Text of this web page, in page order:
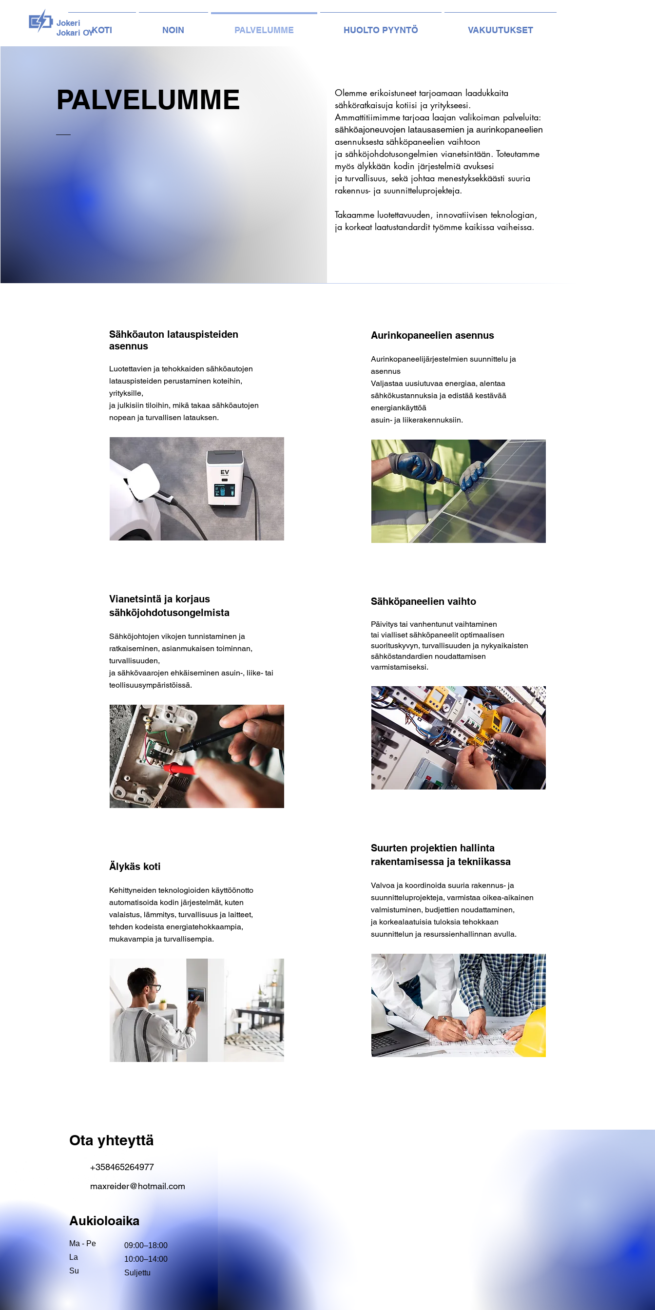
Jokeri
Jokari OYKOTI NOIN PALVELUMME HUOLTO PYYNTÖ VAKUUTUKSET
PALVELUMME
Olemme erikoistuneet tarjoamaan laadukkaita
sähköratkaisuja kotiisi ja yritykseesi.
Ammattitiimimme tarjoaa laajan valikoiman palveluita:
sähköajoneuvojen latausasemien ja aurinkopaneelien
asennuksesta sähköpaneelien vaihtoon
ja sähköjohdotusongelmien vianetsintään. Toteutamme
myös älykkään kodin järjestelmiä avuksesi
ja turvallisuus, sekä johtaa menestyksekkäästi suuria
rakennus- ja suunnitteluprojekteja.
Takaamme luotettavuuden, innovatiivisen teknologian,
ja korkeat laatustandardit työmme kaikissa vaiheissa.
Sähköauton latauspisteiden
asennus
Luotettavien ja tehokkaiden sähköautojen
latauspisteiden perustaminen koteihin,
yrityksille,
ja julkisiin tiloihin, mikä takaa sähköautojen
nopean ja turvallisen latauksen.
Vianetsintä ja korjaus
sähköjohdotusongelmista
Sähköjohtojen vikojen tunnistaminen ja
ratkaiseminen, asianmukaisen toiminnan,
turvallisuuden,
ja sähkövaarojen ehkäiseminen asuin-, liike- tai
teollisuusympäristöissä.
Älykäs koti
Kehittyneiden teknologioiden käyttöönotto
automatisoida kodin järjestelmät, kuten
valaistus, lämmitys, turvallisuus ja laitteet,
tehden kodeista energiatehokkaampia,
mukavampia ja turvallisempia.
Aurinkopaneelien asennus
Aurinkopaneelijärjestelmien suunnittelu ja
asennus
Valjastaa uusiutuvaa energiaa, alentaa
sähkökustannuksia ja edistää kestävää
energiankäyttöä
asuin- ja liikerakennuksiin.
Sähköpaneelien vaihto
Päivitys tai vanhentunut vaihtaminen
tai vialliset sähköpaneelit optimaalisen
suorituskyvyn, turvallisuuden ja nykyaikaisten
sähköstandardien noudattamisen
varmistamiseksi.
Suurten projektien hallinta
rakentamisessa ja tekniikassa
Valvoa ja koordinoida suuria rakennus- ja
suunnitteluprojekteja, varmistaa oikea-aikainen
valmistuminen, budjettien noudattaminen,
ja korkealaatuisia tuloksia tehokkaan
suunnittelun ja resurssienhallinnan avulla.
Ota yhteyttä
+358465264977
maxreider@hotmail.com
Aukioloaika
Ma - Pe
La
Su
09:00–18:00
10:00–14:00
Suljettu